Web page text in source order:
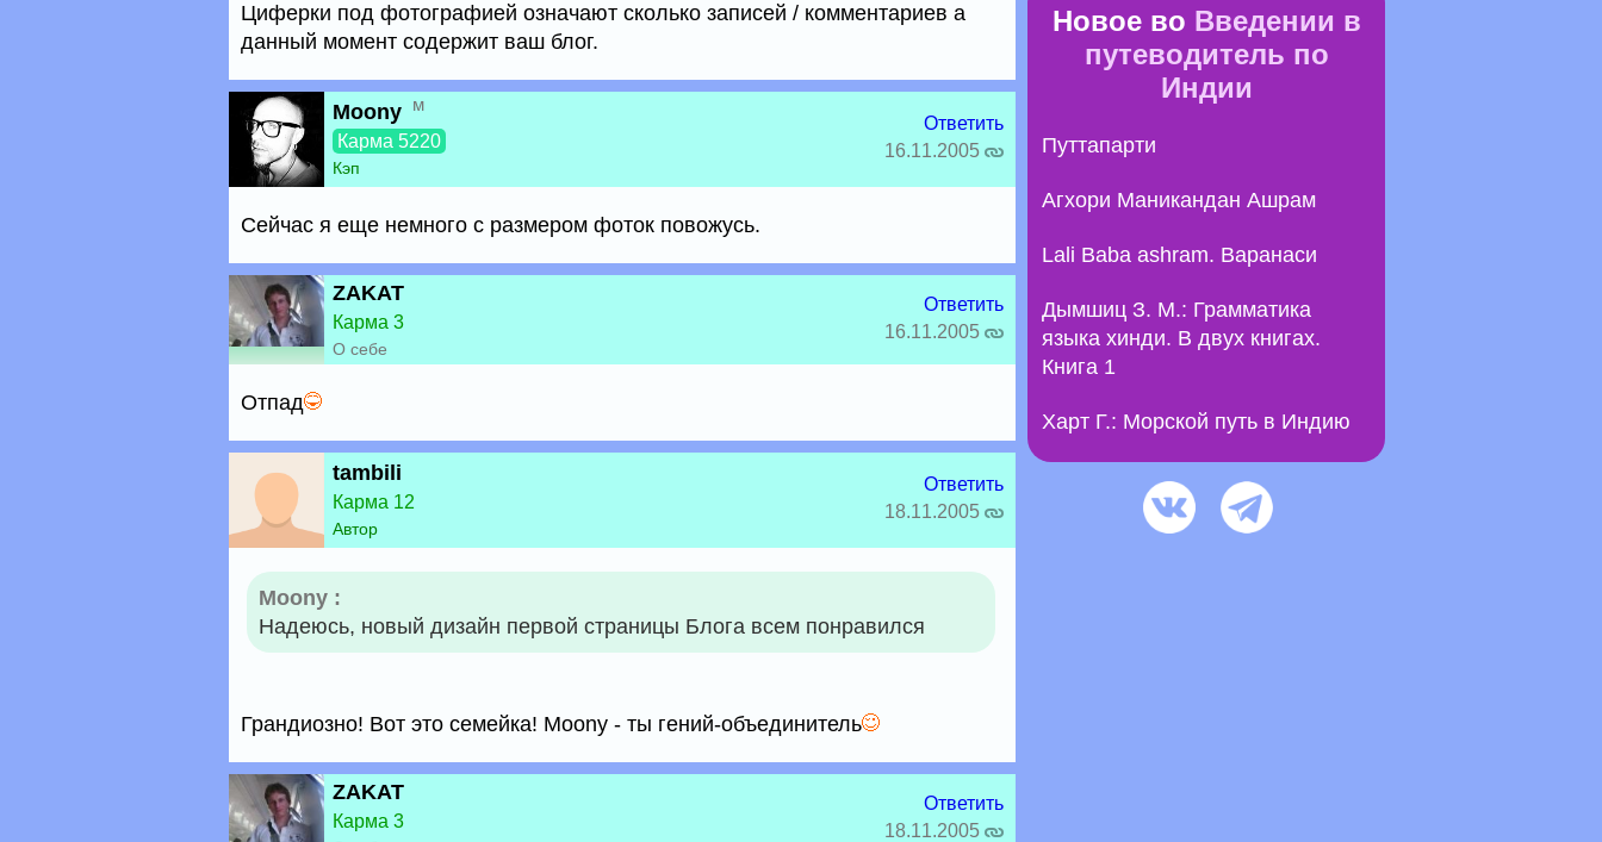
Циферки под фотографией означают сколько записей / комментариев а
данный момент содержит ваш блог.
Moony м
Карма 5220
Кэп
Ответить
16.11.2005
Сейчас я еще немного с размером фоток повожусь.
ZAKAT
Карма 3
О себе
Ответить
16.11.2005
Отпад
tambili
Карма 12
Автор
Ответить
18.11.2005
Moony :
Надеюсь, новый дизайн первой страницы Блога всем понравился
Грандиозно! Вот это семейка! Moony - ты гений-объединитель
ZAKAT
Карма 3
Ответить
18.11.2005
Новое во Введении в
путеводитель по
Индии
Путтапарти
Агхори Маникандан Ашрам
Lali Baba ashram. Варанаси
Дымшиц З. М.: Грамматика
языка хинди. В двух книгах.
Книга 1
Харт Г.: Морской путь в Индию